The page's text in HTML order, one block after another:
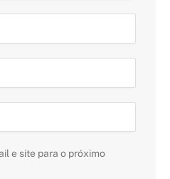
e site para o próximo